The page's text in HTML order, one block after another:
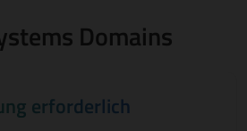
Domains
erforderlich